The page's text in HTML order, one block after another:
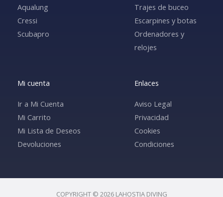
Aqualung
Cressi
Scubapro
Trajes de buceo
Escarpines y botas
Ordenadores y
relojes
Mi cuenta
Ir a Mi Cuenta
Mi Carrito
Mi Lista de Deseos
Devoluciones
Enlaces
Aviso Legal
Privacidad
Cookies
Condiciones
COPYRIGHT © 2026 LAHOSTIA DIVING